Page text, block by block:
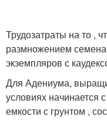
Трудозатраты на то ,
размножением
экземпляров с
Для Адениума,
условиях начинается
емкости с грунтом ,